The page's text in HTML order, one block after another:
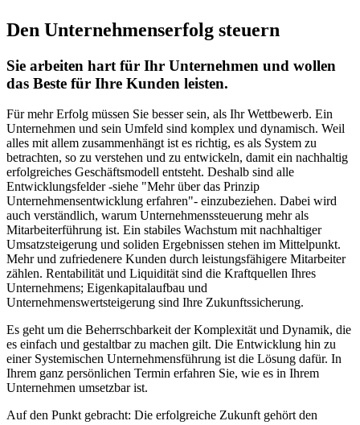
Den Unternehmenserfolg steuern
Sie arbeiten hart für Ihr Unternehmen und wollen
das Beste für Ihre Kunden leisten.
Für mehr Erfolg müssen Sie besser sein, als Ihr Wettbewerb. Ein
Unternehmen und sein Umfeld sind komplex und dynamisch. Weil
alles mit allem zusammenhängt ist es richtig, es als System zu
betrachten, so zu verstehen und zu entwickeln, damit ein nachhaltig
erfolgreiches Geschäftsmodell entsteht. Deshalb sind alle
Entwicklungsfelder -siehe "Mehr über das Prinzip
Unternehmensentwicklung erfahren"- einzubeziehen. Dabei wird
auch verständlich, warum Unternehmenssteuerung mehr als
Mitarbeiterführung ist. Ein stabiles Wachstum mit nachhaltiger
Umsatzsteigerung und soliden Ergebnissen stehen im Mittelpunkt.
Mehr und zufriedenere Kunden durch leistungsfähigere Mitarbeiter
zählen. Rentabilität und Liquidität sind die Kraftquellen Ihres
Unternehmens; Eigenkapitalaufbau und
Unternehmenswertsteigerung sind Ihre Zukunftssicherung.
Es geht um die Beherrschbarkeit der Komplexität und Dynamik, die
es einfach und gestaltbar zu machen gilt. Die Entwicklung hin zu
einer Systemischen Unternehmensführung ist die Lösung dafür. In
Ihrem ganz persönlichen Termin erfahren Sie, wie es in Ihrem
Unternehmen umsetzbar ist.
Auf den Punkt gebracht: Die erfolgreiche Zukunft gehört den